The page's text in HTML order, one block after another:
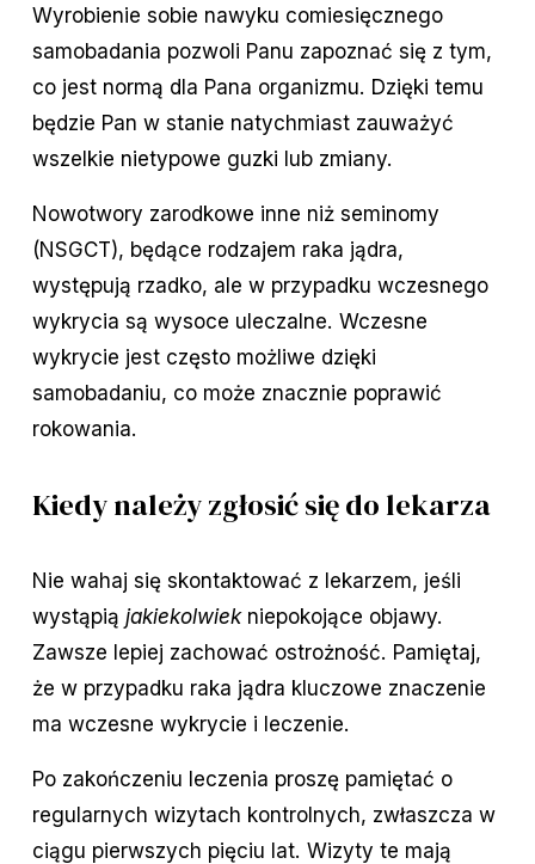
Wyrobienie sobie nawyku comiesięcznego
samobadania pozwoli Panu zapoznać się z tym,
co jest normą dla Pana organizmu. Dzięki temu
będzie Pan w stanie natychmiast zauważyć
wszelkie nietypowe guzki lub zmiany.
Nowotwory zarodkowe inne niż seminomy
(NSGCT), będące rodzajem raka jądra,
występują rzadko, ale w przypadku wczesnego
wykrycia są wysoce uleczalne. Wczesne
wykrycie jest często możliwe dzięki
samobadaniu, co może znacznie poprawić
rokowania.
Kiedy należy zgłosić się do lekarza
Nie wahaj się skontaktować z lekarzem, jeśli
wystąpią jakiekolwiekniepokojące objawy.
Zawsze lepiej zachować ostrożność. Pamiętaj,
że w przypadku raka jądra kluczowe znaczenie
ma wczesne wykrycie i leczenie.
Po zakończeniu leczenia proszę pamiętać o
regularnych wizytach kontrolnych, zwłaszcza w
ciągu pierwszych pięciu lat. Wizyty te mają